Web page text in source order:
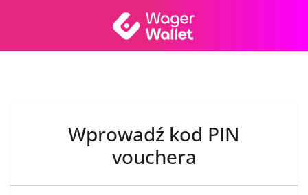
Wprowadź kod PIN
vouchera